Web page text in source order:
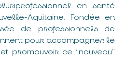
en santé
Aquitaine. Fondée en
de professionnels de
pour accompagner le
promouvoir ce “nouveau”